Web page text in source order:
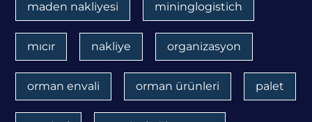
maden nakliyesi mininglogistich
mıcır nakliye organizasyon
orman envali orman ürünleri palet